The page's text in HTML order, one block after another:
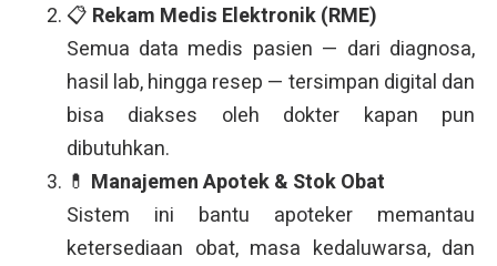
📋 Rekam Medis Elektronik (RME)
Semua data medis pasien — dari diagnosa,
hasil lab, hingga resep — tersimpan digital dan
bisa diakses oleh dokter kapan pun
dibutuhkan.
💊 Manajemen Apotek & Stok Obat
Sistem ini bantu apoteker memantau
ketersediaan obat, masa kedaluwarsa, dan